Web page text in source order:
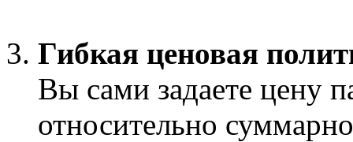
Гибкая ценовая
Вы сами задаете цену
относительно